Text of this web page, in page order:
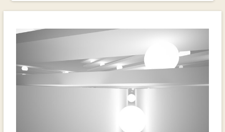
натяжных потолков с 3D рисунком и подсветкой
Визуальное увеличение высоты потолка с помощью
Изысканный дизайн натяжных потолков с 3D рисунком
для визуального пространства
рисунком